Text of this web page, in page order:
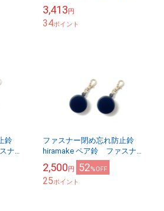
3,413円
34ポイント
鈴
ナー
ファスナー閉め忘れ防止鈴
hiramake ペア鈴 ファスナー
2つ用 ネイビー
2,500円 52%OFF
25ポイント